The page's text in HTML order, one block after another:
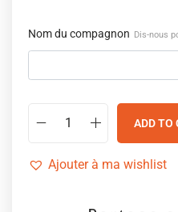
Nom du compagnon Dis-nous
ADD TO
Ajouter à ma wishlist